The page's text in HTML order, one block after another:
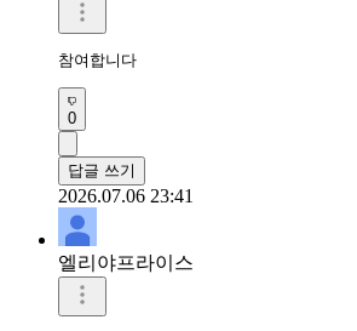
참여합니다
0
답글 쓰기
2026.07.06 23:41
엘리야프라이스